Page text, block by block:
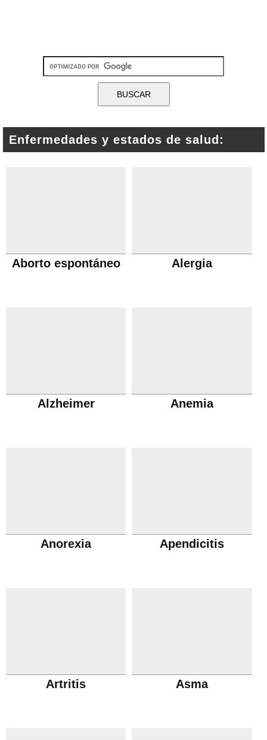
Enfermedades y estados de salud:
Aborto espontáneo Alergia
Alzheimer Anemia
Anorexia Apendicitis
Artritis Asma